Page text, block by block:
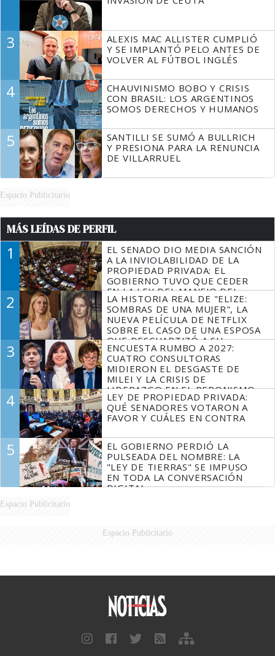
3
ALEXIS MAC ALLISTER CUMPLIÓ
Y SE IMPLANTÓ PELO ANTES DE
VOLVER AL FÚTBOL INGLÉS
4
CHAUVINISMO BOBO Y CRISIS
CON BRASIL: LOS ARGENTINOS
SOMOS DERECHOS Y HUMANOS
5
SANTILLI SE SUMÓ A BULLRICH
Y PRESIONA PARA LA RENUNCIA
DE VILLARRUEL
Espacio Publicitario
MÁS LEÍDAS DE PERFIL
1
EL SENADO DIO MEDIA SANCIÓN
A LA INVIOLABILIDAD DE LA
PROPIEDAD PRIVADA: EL
GOBIERNO TUVO QUE CEDER
EN LA LEY DEL MANEJO DEL
FUEGO
2
LA HISTORIA REAL DE "ELIZE:
SOMBRAS DE UNA MUJER", LA
NUEVA PELÍCULA DE NETFLIX
SOBRE EL CASO DE UNA ESPOSA
QUE DESCUARTIZÓ A SU
MARIDO
3
ENCUESTA RUMBO A 2027:
CUATRO CONSULTORAS
MIDIERON EL DESGASTE DE
MILEI Y LA CRISIS DE
LIDERAZGO EN EL PERONISMO
4
LEY DE PROPIEDAD PRIVADA:
QUÉ SENADORES VOTARON A
FAVOR Y CUÁLES EN CONTRA
5
EL GOBIERNO PERDIÓ LA
PULSEADA DEL NOMBRE: LA
"LEY DE TIERRAS" SE IMPUSO
EN TODA LA CONVERSACIÓN
DIGITAL
Espacio Publicitario
Espacio Publicitario